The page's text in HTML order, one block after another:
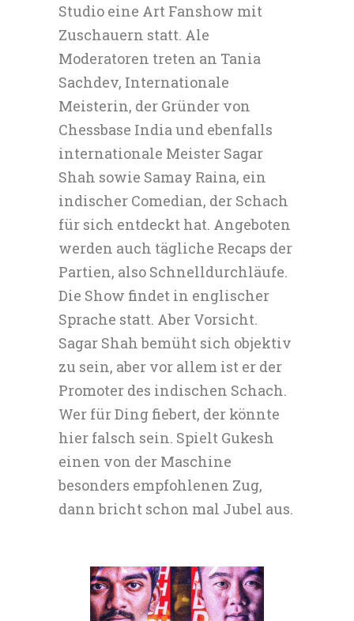
Studio eine Art Fanshow mit
Zuschauern statt. Ale
Moderatoren treten an Tania
Sachdev, Internationale
Meisterin, der Gründer von
Chessbase India und ebenfalls
internationale Meister Sagar
Shah sowie Samay Raina, ein
indischer Comedian, der Schach
für sich entdeckt hat. Angeboten
werden auch tägliche Recaps der
Partien, also Schnelldurchläufe.
Die Show findet in englischer
Sprache statt. Aber Vorsicht.
Sagar Shah bemüht sich objektiv
zu sein, aber vor allem ist er der
Promoter des indischen Schach.
Wer für Ding fiebert, der könnte
hier falsch sein. Spielt Gukesh
einen von der Maschine
besonders empfohlenen Zug,
dann bricht schon mal Jubel aus.